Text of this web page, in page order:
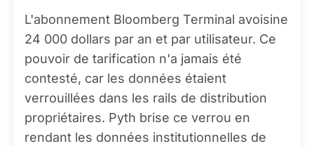
L'abonnement Bloomberg Terminal avoisine
24 000 dollars par an et par utilisateur. Ce
pouvoir de tarification n'a jamais été
contesté, car les données étaient
verrouillées dans les rails de distribution
propriétaires. Pyth brise ce verrou en
rendant les données institutionnelles de